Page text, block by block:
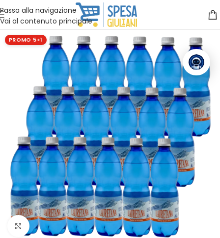
Passa alla navigazione
Vai al contenuto principale
Vuoi assistenza?Clicca qui e ti richiamiamo noi
PROMO 5+1
Clicca per ingrandire